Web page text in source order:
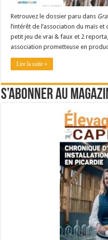
Retrouvez le dossier paru dans
l’intérêt de l’association du maïs
petit jeu de vrai & faux et 2
association prometteuse en
Lire la suite »
S’abonner au